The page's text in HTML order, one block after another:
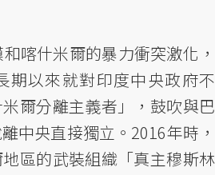
喀什米爾的暴力衝突激化，
期以來就對印度中央政府不
爾分離主義者」，鼓吹與巴
中央直接獨立。2016年時，
區的武裝組織「真主穆斯林